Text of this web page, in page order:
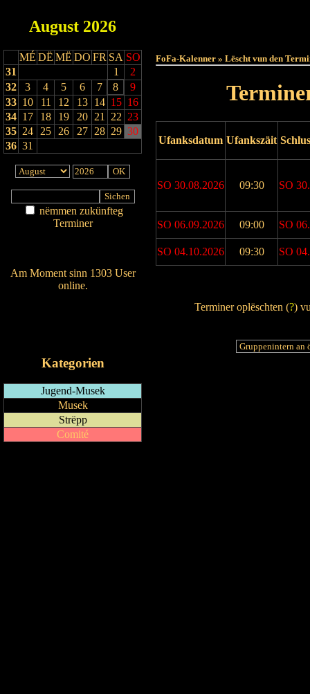
August 2026
MÉ DË MË DO FR SA SO
31
1
2
32
3 4 5 6 7 8
9
33 10 11 12 13 14 15 16
34 17 18 19 20 21 22 23
35 24 25 26 27 28 29 30
36 31
nëmmen zukünfteg
Terminer
Am Moment sinn 1303 User
online.
Kategorien
Jugend-Musek
Musek
Strëpp
Comité
FoFa-Kalenner » Lëscht vun den
Ufanksdatum Ufankszäit
SO 30.08.2026 09:30 SO
SO 06.09.2026 09:00 SO
SO 04.10.2026 09:30 SO
Terminer oplëschten (?)